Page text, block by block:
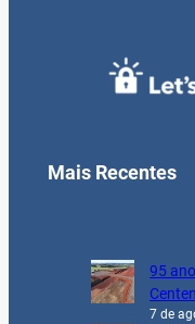
Mais Recentes
95
7 de